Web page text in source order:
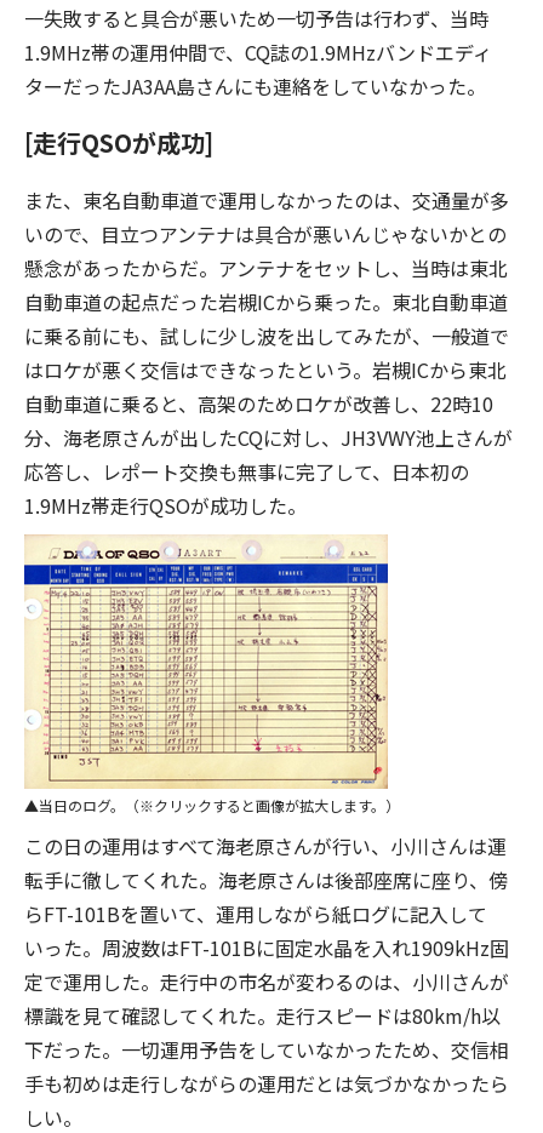
一失敗すると具合が悪いため一切予告は行わず、当時
1.9MHz帯の運用仲間で、CQ誌の1.9MHzバンドエディ
ターだったJA3AA島さんにも連絡をしていなかった。
[走行QSOが成功]
また、東名自動車道で運用しなかったのは、交通量が多
いので、目立つアンテナは具合が悪いんじゃないかとの
懸念があったからだ。アンテナをセットし、当時は東北
自動車道の起点だった岩槻ICから乗った。東北自動車道
に乗る前にも、試しに少し波を出してみたが、一般道で
はロケが悪く交信はできなったという。岩槻ICから東北
自動車道に乗ると、高架のためロケが改善し、22時10
分、海老原さんが出したCQに対し、JH3VWY池上さんが
応答し、レポート交換も無事に完了して、日本初の
1.9MHz帯走行QSOが成功した。
当日のログ。（※クリックすると画像が拡大します。）
この日の運用はすべて海老原さんが行い、小川さんは運
転手に徹してくれた。海老原さんは後部座席に座り、傍
らFT-101Bを置いて、運用しながら紙ログに記入して
いった。周波数はFT-101Bに固定水晶を入れ1909kHz固
定で運用した。走行中の市名が変わるのは、小川さんが
標識を見て確認してくれた。走行スピードは80km/h以
下だった。一切運用予告をしていなかったため、交信相
手も初めは走行しながらの運用だとは気づかなかったら
しい。